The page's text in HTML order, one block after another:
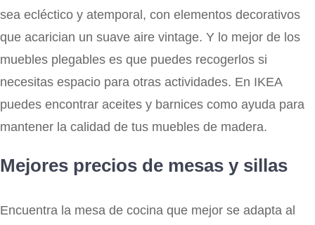
sea ecléctico y atemporal, con elementos decorativos
que acarician un suave aire vintage. Y lo mejor de los
muebles plegables es que puedes recogerlos si
necesitas espacio para otras actividades. En IKEA
puedes encontrar aceites y barnices como ayuda para
mantener la calidad de tus muebles de madera.
Mejores precios de mesas y sillas
Encuentra la mesa de cocina que mejor se adapta al